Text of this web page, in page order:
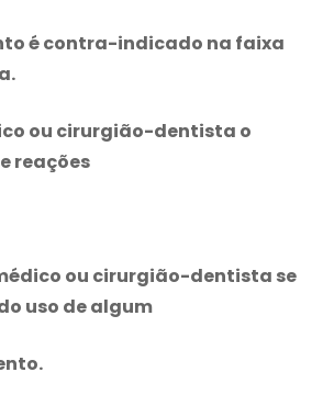
é contra-indicado na faixa
ou cirurgião-dentista o
reações
ou cirurgião-dentista se
uso de algum